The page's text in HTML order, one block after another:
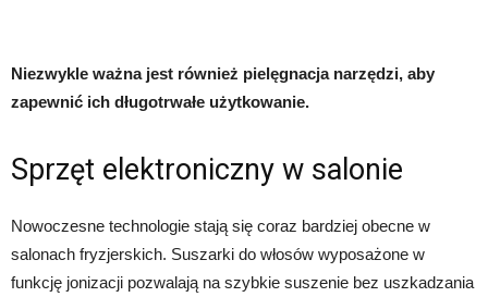
Niezwykle ważna jest również pielęgnacja narzędzi, aby
zapewnić ich długotrwałe użytkowanie.
Sprzęt elektroniczny w salonie
Nowoczesne technologie stają się coraz bardziej obecne w
salonach fryzjerskich. Suszarki do włosów wyposażone w
funkcję jonizacji pozwalają na szybkie suszenie bez uszkadzania